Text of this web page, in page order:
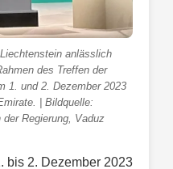
anlässlich
des Treffen der
1. und 2. Dezember 2023
| Bildquelle:
Regierung, Vaduz
bis 2. Dezember 2023